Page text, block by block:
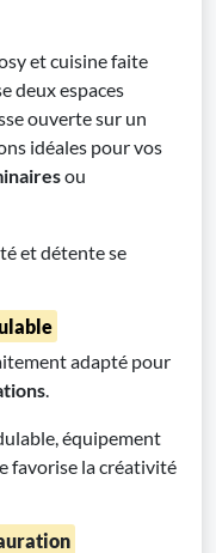
et cuisine faite
deux espaces
ouverte sur un
idéales pour vos
ou
et détente se
adapté pour
.
équipement
favorise la créativité